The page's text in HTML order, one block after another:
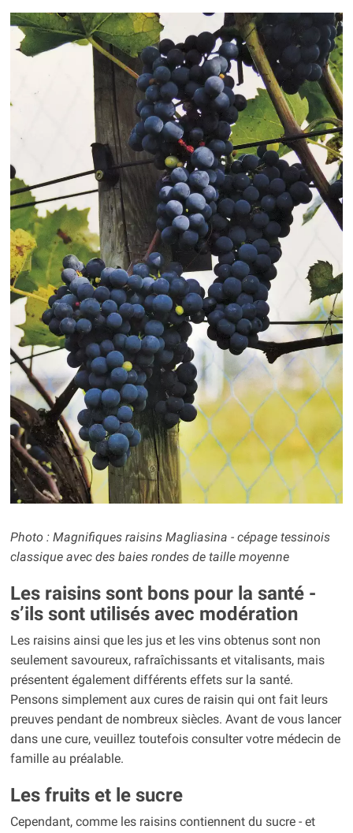
Photo : Magnifiques raisins Magliasina - cépage tessinois
classique avec des baies rondes de taille moyenne
Les raisins sont bons pour la santé -
s’ils sont utilisés avec modération
Les raisins ainsi que les jus et les vins obtenus sont non
seulement savoureux, rafraîchissants et vitalisants, mais
présentent également différents effets sur la santé.
Pensons simplement aux cures de raisin qui ont fait leurs
preuves pendant de nombreux siècles. Avant de vous lancer
dans une cure, veuillez toutefois consulter votre médecin de
famille au préalable.
Les fruits et le sucre
Cependant, comme les raisins contiennent du sucre - et